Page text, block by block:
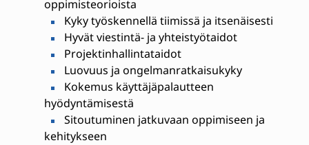
oppimisteorioista
Kyky työskennellä tiimissä ja itsenäisesti
Hyvät viestintä- ja yhteistyötaidot
Projektinhallintataidot
Luovuus ja ongelmanratkaisukyky
Kokemus käyttäjäpalautteen
hyödyntämisestä
Sitoutuminen jatkuvaan oppimiseen ja
kehitykseen